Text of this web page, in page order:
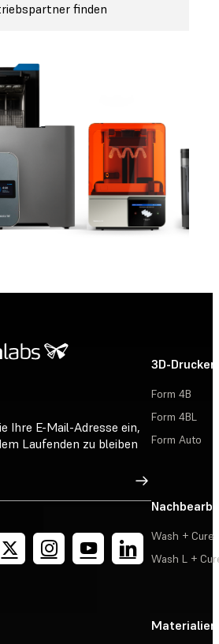
finden
Ihre E-Mail-Adresse ein,
Laufenden zu bleiben
Registrieren
3D-Drucker
Form 4B
Form 4BL
Form Auto
Wash + Cure
Wash L +
Materialien